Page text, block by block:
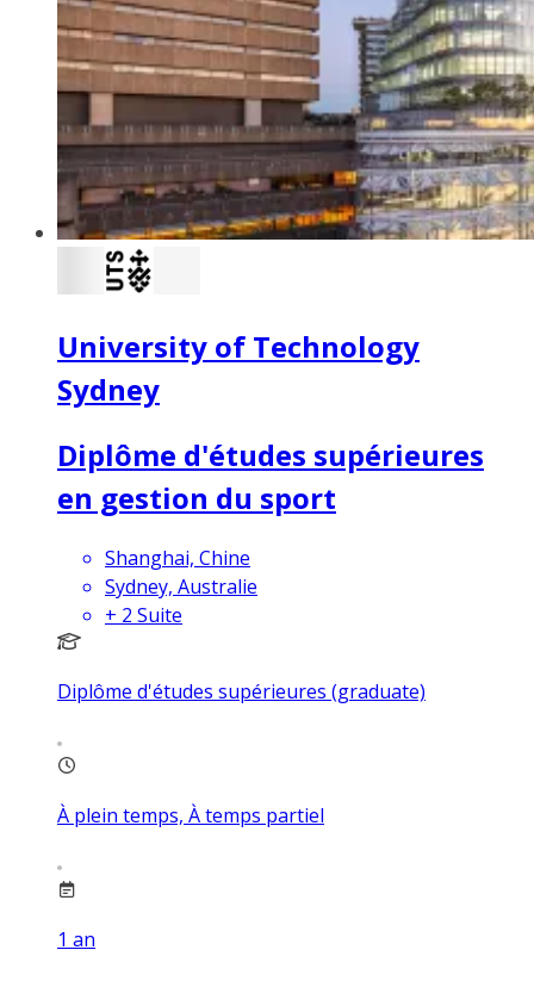
University of Technology
Sydney
Diplôme d'études supérieures
en gestion du sport
Shanghai, Chine
Sydney, Australie
+ 2 Suite
Diplôme d'études supérieures (graduate)
À plein temps, À temps partiel
1 an